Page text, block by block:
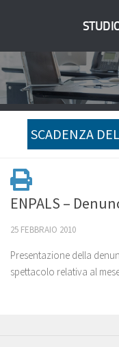
SCADENZA
ENPALS –
25 FEBBRAIO 2010
Presentazione della
spettacolo relativa al